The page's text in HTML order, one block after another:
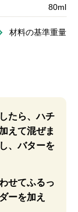
80ml
材料の基準重量
たら、ハチ
えて混ぜま
、バターを
せてふるっ
ーを加え